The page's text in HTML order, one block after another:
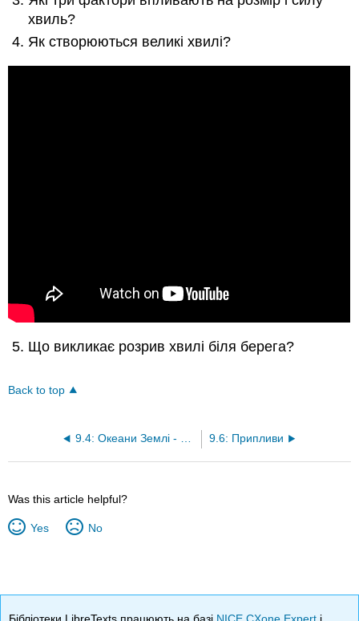
хвиль?
Як створюються великі хвилі?
Що викликає розрив хвилі біля берега?
Back to top
9.6: Припливи
Was this article helpful?
Yes No
Бібліотеки LibreTexts працюють на базі NICE CXone Expert і